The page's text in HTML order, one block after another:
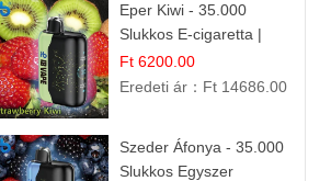
Eper Kiwi - 35.000
Slukkos E-cigaretta |
IBVape Bar Friss
Gyümölcs Ízek
Ft 6200.00
Eredeti ár： Ft 14686.00
Szeder Áfonya - 35.000
Slukkos Egyszer